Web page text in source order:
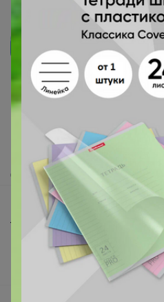
Как здесь все устроено?
Как сделать заказ?
Как получить?
Доставка
Шоурумы
Торговые марки
Наша команда